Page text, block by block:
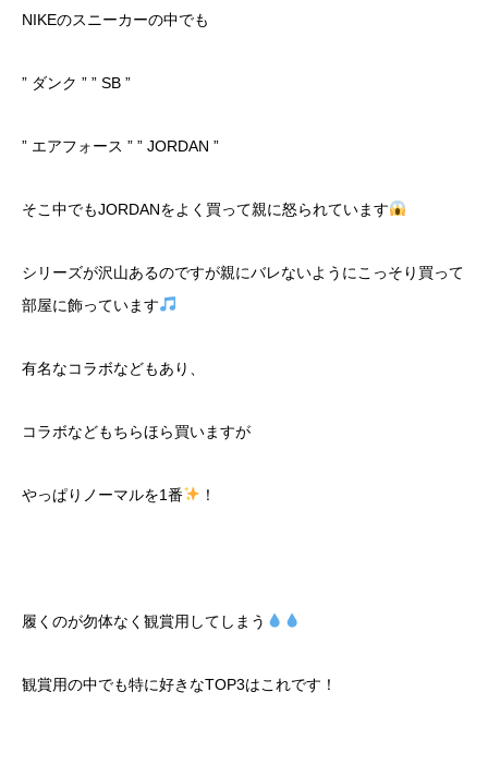
NIKEのスニーカーの中でも
” ダンク ” ” SB ”
” エアフォース ” ” JORDAN ”
そこ中でもJORDANをよく買って親に怒られています
シリーズが沢山あるのですが親にバレないようにこっそり買って
部屋に飾っています
有名なコラボなどもあり、
コラボなどもちらほら買いますが
やっぱりノーマルを1番 ！
履くのが勿体なく観賞用してしまう
観賞用の中でも特に好きなTOP3はこれです！